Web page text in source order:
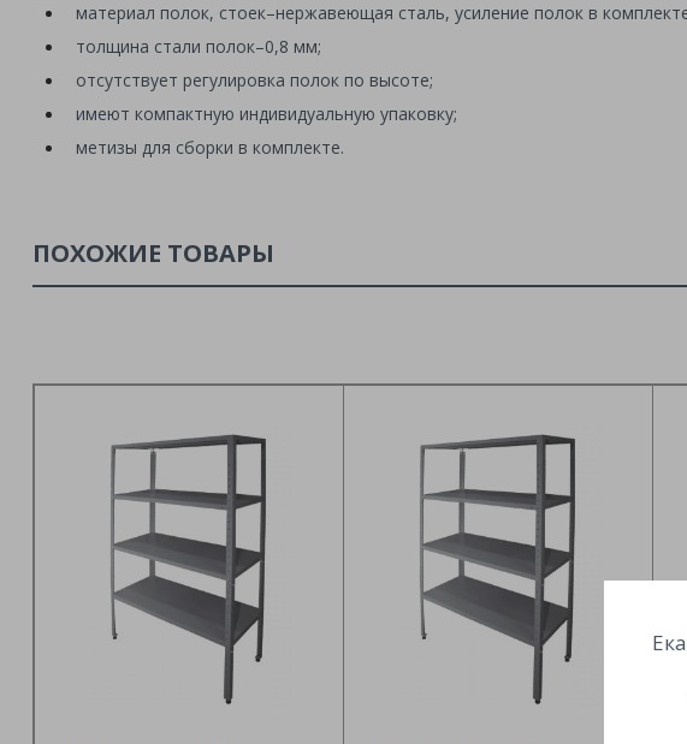
материал полок, стоек–нержавеющая сталь, усиление полок в
толщина стали полок–0,8 мм;
отсутствует регулировка полок по высоте;
имеют компактную индивидуальную упаковку;
метизы для сборки в комплекте.
ПОХОЖИЕ ТОВАРЫ